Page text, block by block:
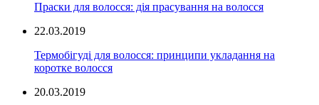
Праски для волосся: дія прасування на волосся
22.03.2019
Термобігуді для волосся: принципи укладання на
коротке волосся
20.03.2019